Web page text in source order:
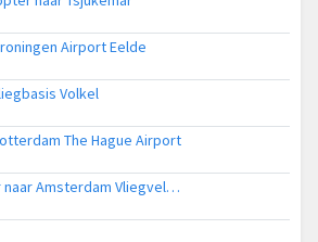
Airport Eelde
Volkel
The Hague Airport
Politiehelikopter naar Amsterdam Vliegveld Schiphol